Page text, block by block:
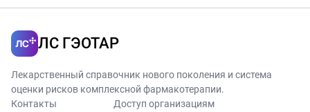
ЛС ГЭОТАР
Лекарственный справочник нового поколения и система
оценки рисков комплексной фармакотерапии.
Контакты
Доступ организациям